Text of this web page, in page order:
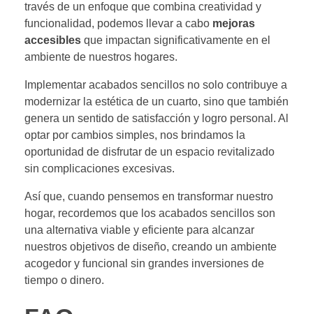
través de un enfoque que combina creatividad y
funcionalidad, podemos llevar a cabo mejoras
accesibles que impactan significativamente en el
ambiente de nuestros hogares.
Implementar acabados sencillos no solo contribuye a
modernizar la estética de un cuarto, sino que también
genera un sentido de satisfacción y logro personal. Al
optar por cambios simples, nos brindamos la
oportunidad de disfrutar de un espacio revitalizado
sin complicaciones excesivas.
Así que, cuando pensemos en transformar nuestro
hogar, recordemos que los acabados sencillos son
una alternativa viable y eficiente para alcanzar
nuestros objetivos de diseño, creando un ambiente
acogedor y funcional sin grandes inversiones de
tiempo o dinero.